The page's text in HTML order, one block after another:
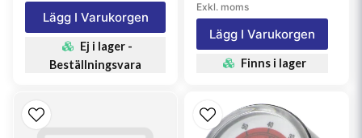
Lägg I Varukorgen
Ej i lager -
Beställningsvara
Exkl. moms
Lägg I Varukorgen
Finns i lager